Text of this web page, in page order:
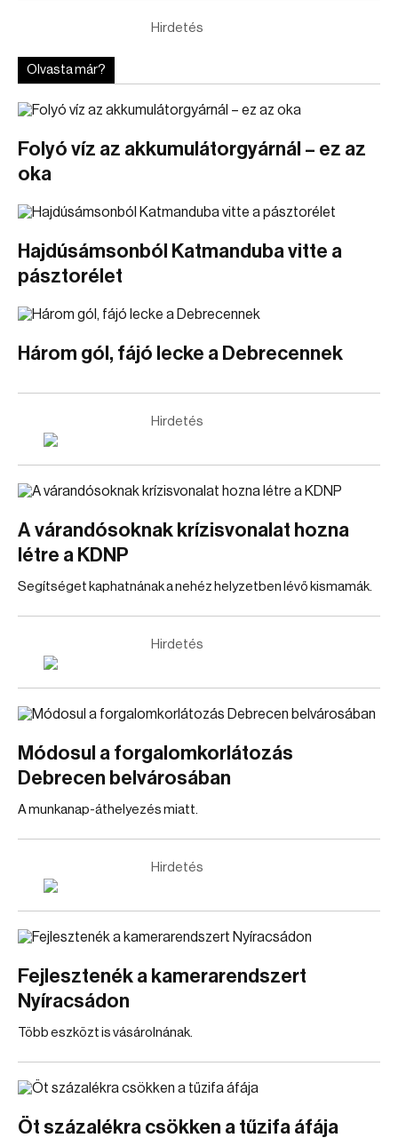
Hirdetés
Olvasta már?
Folyó víz az akkumulátorgyárnál – ez az
oka
Hajdúsámsonból Katmanduba vitte a
pásztorélet
Három gól, fájó lecke a Debrecennek
Hirdetés
A várandósoknak krízisvonalat hozna
létre a KDNP
Segítséget kaphatnának a nehéz helyzetben lévő kismamák.
Hirdetés
Módosul a forgalomkorlátozás
Debrecen belvárosában
A munkanap-áthelyezés miatt.
Hirdetés
Fejlesztenék a kamerarendszert
Nyíracsádon
Több eszközt is vásárolnának.
Öt százalékra csökken a tűzifa áfája